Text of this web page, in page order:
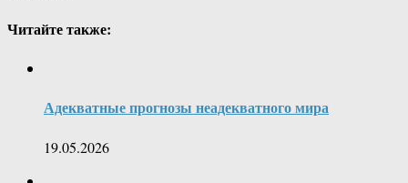
Читайте также:
Адекватные прогнозы неадекватного мира
19.05.2026